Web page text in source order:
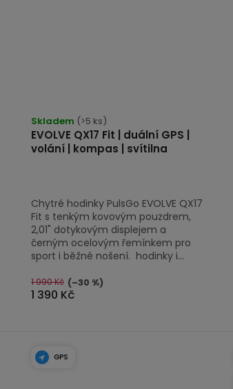
EVOLVE QX17 Fit | duální GPS |
volání | kompas | svítilna
Skladem (>5 ks)
1 390 Kč
1 990 Kč (–30 %)
Chytré hodinky PulsGo EVOLVE QX17
Fit s tenkým kovovým pouzdrem,
2,01" dotykovým displejem a
černým ocelovým řemínkem pro
sport i běžné nošení. hodinky i...
GPS